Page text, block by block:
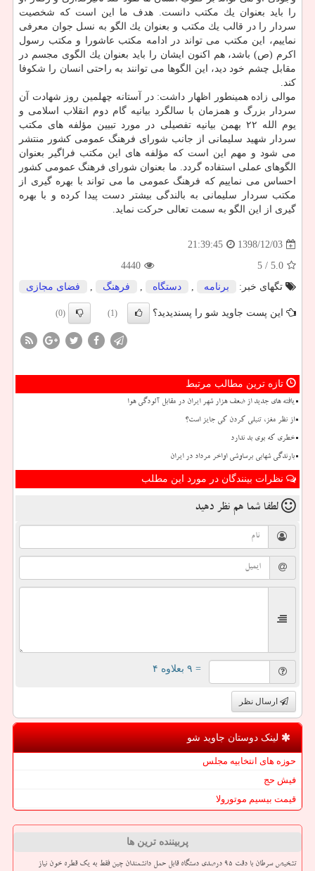
را باید بعنوان یك مكتب دانست. هدف ما این است كه شخصیت
سردار را در قالب یك مكتب و بعنوان یك الگو به نسل جوان معرفی
نماییم، این مكتب می تواند در ادامه مكتب عاشورا و مكتب رسول
اكرم (ص) باشد، هم اكنون ایشان را باید بعنوان یك الگوی مجسم در
مقابل چشم خود دید، این الگوها می توانند به راحتی انسان را شكوفا
كند.
موالی زاده همینطور اظهار داشت: در آستانه چهلمین روز شهادت آن
سردار بزرگ و همزمان با سالگرد بیانیه گام دوم انقلاب اسلامی و
یوم الله ۲۲ بهمن بیانیه تفصیلی در مورد تبیین مؤلفه های مكتب
سردار شهید سلیمانی از جانب شورای فرهنگ عمومی كشور منتشر
می شود و مهم این است كه مؤلفه های این مكتب فراگیر بعنوان
الگوهای عملی استفاده گردد. ما بعنوان شورای فرهنگ عمومی كشور
احساس می نماییم كه فرهنگ عمومی ما می تواند با بهره گیری از
مكتب سردار سلیمانی به بالندگی بیشتر دست پیدا كرده و با بهره
گیری از این الگو به سمت تعالی حركت نماید.
1398/12/03
21:39:45
5.0
/ 5
4440
تگهای خبر:
برنامه , دستگاه , فرهنگ , فضای مجازی
این پست جاوید شو را پسندیدید؟ (1)
(0)
تازه ترین مطالب مرتبط
یافته های جدید از ضعف هزار شهر ایران در مقابل آلودگی هوا
از نظر مغز، تنبلی کردن کی جایز است؟
خطری که بوی بد ندارد
بارندگی شهابی برساوشی اواخر مرداد در ایران
نظرات بینندگان در مورد این مطلب
لطفا شما هم نظر دهید
= ۹ بعلاوه ۴
ارسال نظر
لینک دوستان جاوید شو
حوزه های انتخابیه مجلس
فیش حج
قیمت بیسیم موتورولا
پربیننده ترین ها
تشخیص سرطان با دقت ۹۵ درصدی دستگاه قابل حمل دانشمندان چین فقط به یک قطره خون نیاز